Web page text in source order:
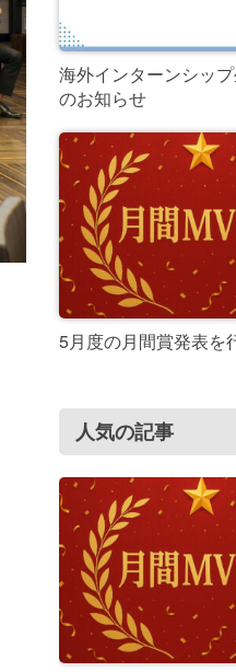
海外インターンシッ
のお知らせ
5月度の月間賞発表を
人気の記事